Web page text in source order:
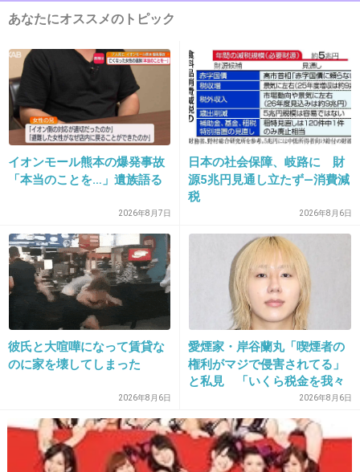
竹内力
出典：s.cinematoday.jp
出典：t1.gstatic.com
+45 -21
15. 匿名2012/12/07(金) 23:54:39
若山弦蔵さん。
ジェットストリーム。
+27 -3
あなたにオススメのトピック
イオンモール熊本の爆発事故
「本当のことを…」遺族語る
2026年8月7日
日本の社会保障、岐路に 財
源5兆円見通し立たず―消費減
税
2026年8月6日
彼氏と大喧嘩になって賃貸な
のに家を壊してしまった
2026年8月6日
愛煙家・岸谷蘭丸「喫煙者の
権利がマジで侵害されてる」
と私見 「いくら税金を我々
2026年8月6日